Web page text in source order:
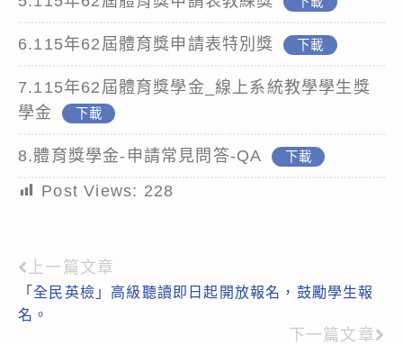
6.115年62屆體育獎申請表特別獎 下載
7.115年62屆體育獎學金_線上系統教學學生獎
學金
下載
8.體育獎學金-申請常見問答-QA 下載
Post Views: 228
Read
more
上一篇文章
「全民英檢」高級聽讀即日起開放報名，鼓勵學生報
名。
下一篇文章